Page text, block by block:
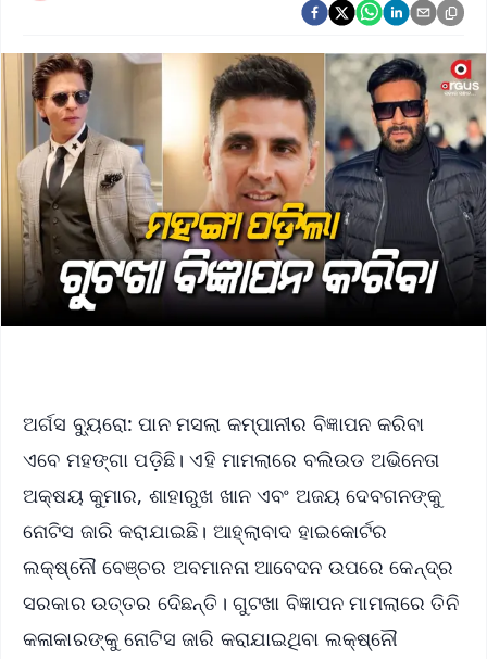
Argus Swaad Odisha
Argus Chalo Dekhein Apna Desh
ଅର୍ଗସ ବ୍ୟୁରୋ: ପାନ ମସଲା କମ୍ପାନୀର ବିଜ୍ଞାପନ କରିବା
ଏବେ ମହଙ୍ଗା ପଡ଼ିଛି। ଏହି ମାମଲାରେ ବଲିଉଡ ଅଭିନେତା
ଅକ୍ଷୟ କୁମାର, ଶାହାରୁଖ ଖାନ ଏବଂ ଅଜୟ ଦେବଗନଙ୍କୁ
ନୋଟିସ ଜାରି କରାଯାଇଛି। ଆହ୍ଲାବାଦ ହାଇକୋର୍ଟର
ଲକ୍ଷ୍ନୌ ବେଞ୍ଚର ଅବମାନନା ଆବେଦନ ଉପରେ କେନ୍ଦ୍ର
ସରକାର ଉତ୍ତର ଦେିଛନ୍ତି। ଗୁଟଖା ବିଜ୍ଞାପନ ମାମଲାରେ ତିନି
କଳାକାରଙ୍କୁ ନୋଟିସ ଜାରି କରାଯାଇଥିବା ଲକ୍ଷ୍ନୌ